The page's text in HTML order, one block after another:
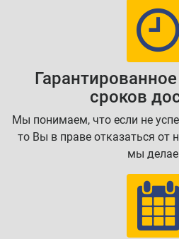
сроков
Мы понимаем, что если не
то Вы в праве отказаться от
мы